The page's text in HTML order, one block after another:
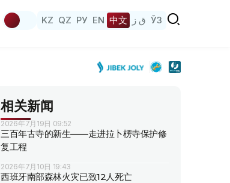
KZ QZ РУ EN 中文 ق ز ЎЗ
相关新闻
2026年7月19日 09:52
三百年古寺的新生——走进拉卜楞寺保护修
复工程
2026年7月10日 19:43
西班牙南部森林火灾已致12人死亡